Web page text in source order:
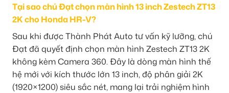
Tại sao chú Đạt chọn màn hình 13 inch Zestech ZT13
2K cho Honda HR-V?
Sau khi được Thành Phát Auto tư vấn kỹ lưỡng, chú
Đạt đã quyết định chọn màn hình Zestech ZT13 2K
không kèm Camera 360. Đây là dòng màn hình thế
hệ mới với kích thước lớn 13 inch, độ phân giải 2K
(1920×1200) siêu sắc nét, mang lại trải nghiệm hình